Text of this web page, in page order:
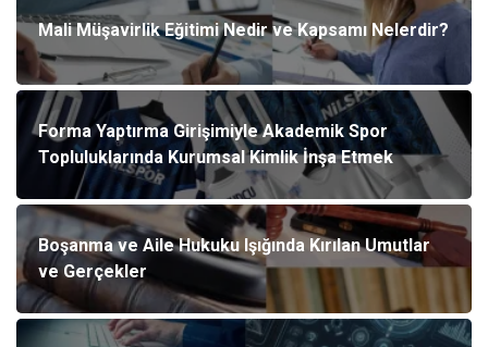
Mali Müşavirlik Eğitimi Nedir ve Kapsamı Nelerdir?
Forma Yaptırma Girişimiyle Akademik Spor
Topluluklarında Kurumsal Kimlik İnşa Etmek
Boşanma ve Aile Hukuku Işığında Kırılan Umutlar
ve Gerçekler